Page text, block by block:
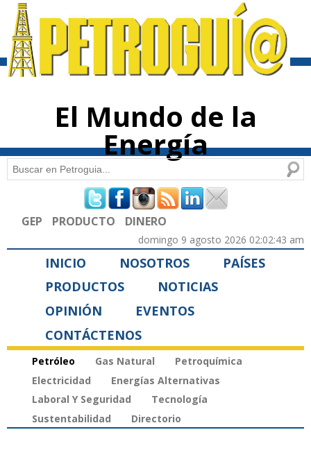
contenido
El Mundo de la
Energía
Formulario de búsqueda
Buscar
GEP PRODUCTO DINERO
domingo 9 agosto 2026 02:02:43 am
INICIO NOSOTROS
PAÍSES
PRODUCTOS
NOTICIAS
OPINIÓN
EVENTOS
CONTÁCTENOS
Petróleo Gas Natural
Petroquímica
Electricidad
Energías Alternativas
Laboral Y Seguridad
Tecnología
Sustentabilidad
Directorio